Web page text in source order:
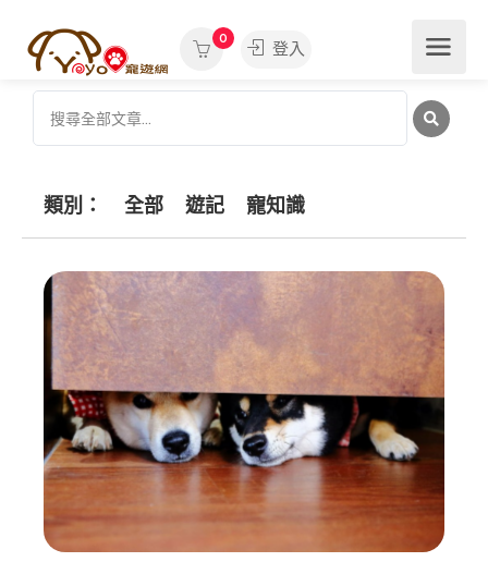
0
登入
類別： 全部 遊記 寵知識